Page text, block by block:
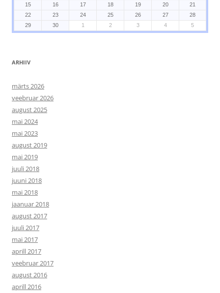
15
16 17 18 19 20
21
22
23 24 25 26 27
28
29
30 1 2 3 4 5
ARHIIV
märts 2026
veebruar 2026
august 2025
mai 2024
mai 2023
august 2019
mai 2019
juuli 2018
juuni 2018
mai 2018
jaanuar 2018
august 2017
juuli 2017
mai 2017
aprill 2017
veebruar 2017
august 2016
aprill 2016